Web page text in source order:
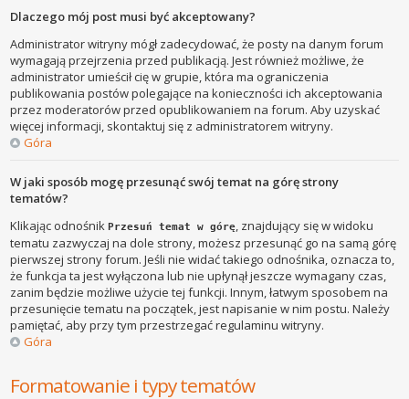
Dlaczego mój post musi być akceptowany?
Administrator witryny mógł zadecydować, że posty na danym forum
wymagają przejrzenia przed publikacją. Jest również możliwe, że
administrator umieścił cię w grupie, która ma ograniczenia
publikowania postów polegające na konieczności ich akceptowania
przez moderatorów przed opublikowaniem na forum. Aby uzyskać
więcej informacji, skontaktuj się z administratorem witryny.
Góra
W jaki sposób mogę przesunąć swój temat na górę strony
tematów?
Klikając odnośnikPrzesuń temat w górę, znajdujący się w widoku
tematu zazwyczaj na dole strony, możesz przesunąć go na samą górę
pierwszej strony forum. Jeśli nie widać takiego odnośnika, oznacza to,
że funkcja ta jest wyłączona lub nie upłynął jeszcze wymagany czas,
zanim będzie możliwe użycie tej funkcji. Innym, łatwym sposobem na
przesunięcie tematu na początek, jest napisanie w nim postu. Należy
pamiętać, aby przy tym przestrzegać regulaminu witryny.
Góra
Formatowanie i typy tematów